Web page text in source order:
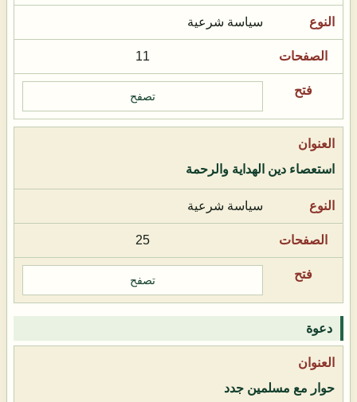
سياسة شرعية
11
تصفح
استعصاء دين الهداية والرحمة
سياسة شرعية
25
تصفح
دعوة
حوار مع مسلمين جدد